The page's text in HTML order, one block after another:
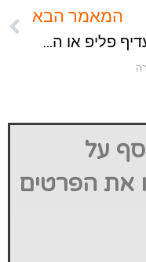
המאמר הבא
מה עדיף פליפ או השקעה לטווח רחוק?
על
את הפרטים